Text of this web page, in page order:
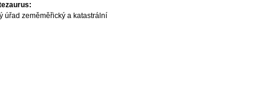
úřad zeměměřický a katastrální